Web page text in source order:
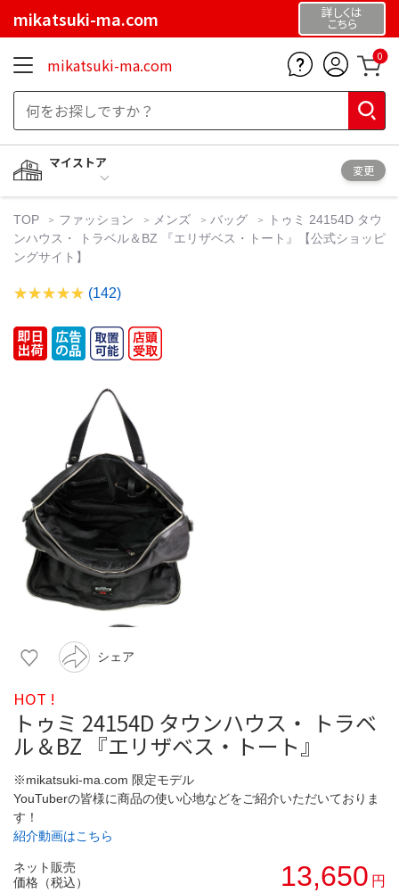
mikatsuki-ma.com 詳しくは
こちら
mikatsuki-ma.com 0
マイストア
変更
TOP ファッション メンズ バッグ
トゥミ 24154D タウ
ンハウス・ トラベル＆BZ 『エリザベス・トート』【公式ショッピ
ングサイト】
(142)
シェア
HOT !
トゥミ 24154D タウンハウス・ トラベ
ル＆BZ 『エリザベス・トート』
※mikatsuki-ma.com 限定モデル
YouTuberの皆様に商品の使い心地などをご紹介いただいておりま
す！
紹介動画はこちら
ネット販売
価格（税込）
13,650 円